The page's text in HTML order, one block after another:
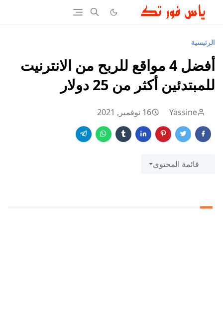
الرئيسية
أفضل 4 مواقع للربح من الانترنيت
للمبتدئين أكثر من 25 دولار
Yassine 16 نوفمبر, 2021
قائمة المحتوى